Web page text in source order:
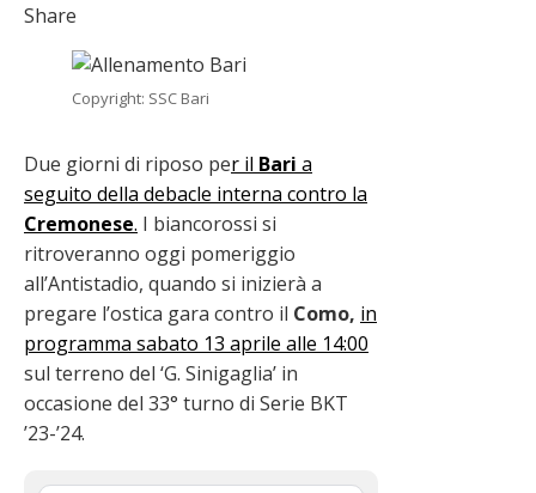
Share
Copyright: SSC Bari
Due giorni di riposo per il Bari a
seguito della debacle interna contro la
Cremonese. I biancorossi si
ritroveranno oggi pomeriggio
all’Antistadio, quando si inizierà a
pregare l’ostica gara contro il Como, in
programma sabato 13 aprile alle 14:00
sul terreno del ‘G. Sinigaglia’ in
occasione del 33° turno di Serie BKT
’23-’24.